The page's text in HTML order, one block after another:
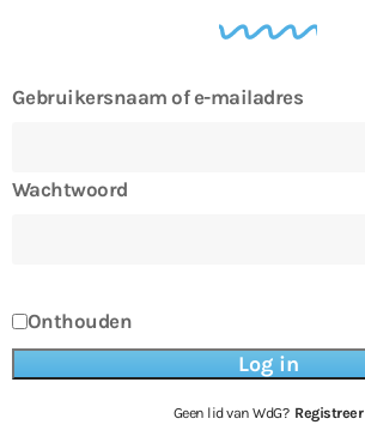
Gebruikersnaam of e-mailadres
Wachtwoord
Onthouden
Geen lid van WdG? Registreer